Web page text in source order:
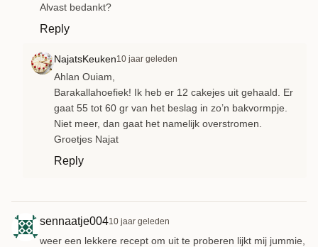
Alvast bedankt?
Reply
NajatsKeuken10 jaar geleden
Ahlan Ouiam,
Barakallahoefiek! Ik heb er 12 cakejes uit gehaald. Er
gaat 55 tot 60 gr van het beslag in zo’n bakvormpje.
Niet meer, dan gaat het namelijk overstromen.
Groetjes Najat
Reply
sennaatje00410 jaar geleden
weer een lekkere recept om uit te proberen lijkt mij jummie,